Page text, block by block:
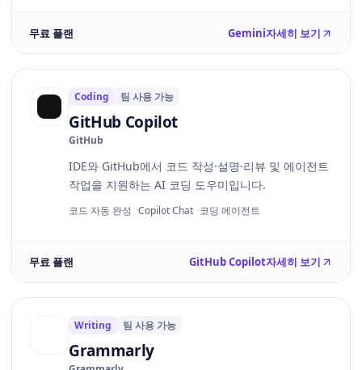
무료 플랜 Gemini자세히 보기
Coding 팀 사용 가능
GitHub Copilot
GitHub
IDE와 GitHub에서 코드 작성·설명·리뷰 및 에이전트
작업을 지원하는 AI 코딩 도우미입니다.
코드 자동 완성 Copilot Chat 코딩 에이전트
무료 플랜 GitHub Copilot자세히 보기
Writing 팀 사용 가능
Grammarly